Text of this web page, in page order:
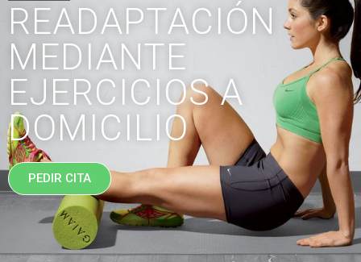
READAPTACIÓN
MEDIANTE
EJERCICIOS A
DOMICILIO
PEDIR CITA